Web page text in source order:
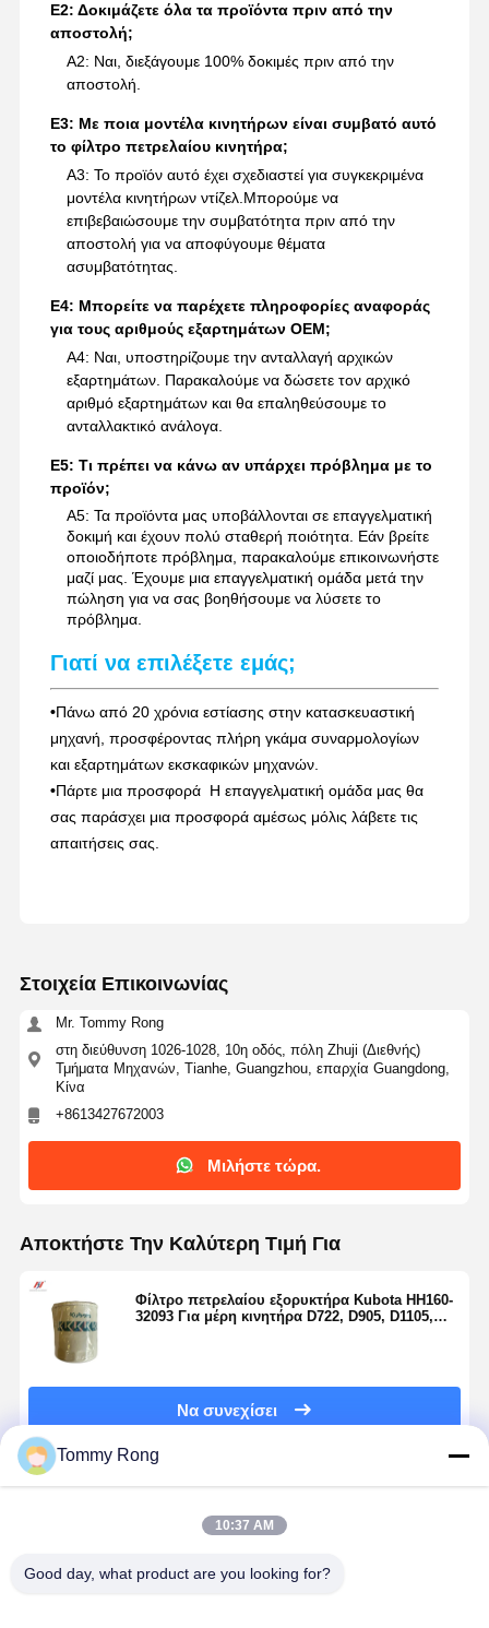
Ε2: Δοκιμάζετε όλα τα προϊόντα πριν από την
αποστολή;
Α2: Ναι, διεξάγουμε 100% δοκιμές πριν από την
αποστολή.
Ε3: Με ποια μοντέλα κινητήρων είναι συμβατό αυτό
το φίλτρο πετρελαίου κινητήρα;
Α3: Το προϊόν αυτό έχει σχεδιαστεί για συγκεκριμένα
μοντέλα κινητήρων ντίζελ.Μπορούμε να
επιβεβαιώσουμε την συμβατότητα πριν από την
αποστολή για να αποφύγουμε θέματα
ασυμβατότητας.
Ε4: Μπορείτε να παρέχετε πληροφορίες αναφοράς
για τους αριθμούς εξαρτημάτων OEM;
Α4: Ναι, υποστηρίζουμε την ανταλλαγή αρχικών
εξαρτημάτων. Παρακαλούμε να δώσετε τον αρχικό
αριθμό εξαρτημάτων και θα επαληθεύσουμε το
ανταλλακτικό ανάλογα.
Ε5: Τι πρέπει να κάνω αν υπάρχει πρόβλημα με το
προϊόν;
Α5: Τα προϊόντα μας υποβάλλονται σε επαγγελματική
δοκιμή και έχουν πολύ σταθερή ποιότητα. Εάν βρείτε
οποιοδήποτε πρόβλημα, παρακαλούμε επικοινωνήστε
μαζί μας. Έχουμε μια επαγγελματική ομάδα μετά την
πώληση για να σας βοηθήσουμε να λύσετε το
πρόβλημα.
Γιατί να επιλέξετε εμάς;
•Πάνω από 20 χρόνια εστίασης στην κατασκευαστική
μηχανή, προσφέροντας πλήρη γκάμα συναρμολογίων
και εξαρτημάτων εκσκαφικών μηχανών.
•Πάρτε μια προσφορά ️ Η επαγγελματική ομάδα μας θα
σας παράσχει μια προσφορά αμέσως μόλις λάβετε τις
απαιτήσεις σας.
Στοιχεία Επικοινωνίας
Mr. Tommy Rong
στη διεύθυνση 1026-1028, 10η οδός, πόλη Zhuji (Διεθνής)
Τμήματα Μηχανών, Tianhe, Guangzhou, επαρχία Guangdong,
Κίνα
+8613427672003
Μιλήστε τώρα.
Αποκτήστε Την Καλύτερη Τιμή Για
Φίλτρο πετρελαίου εξορυκτήρα Kubota HH160-
32093 Για μέρη κινητήρα D722, D905, D1105,
Να συνεχίσει
Συνιστώμενα Προϊόντα
Tommy Rong
10:37 AM
Good day, what product are you looking for?